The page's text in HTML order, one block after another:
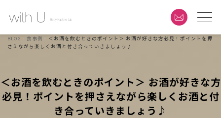
BLOG 食事例
＜お酒を飲むときのポイント＞ お酒が好きな方必見！ポイントを押
さえながら楽しくお酒と付き合っていきましょう♪
＜お酒を飲むときのポイント＞ お酒が好きな方
必見！ポイントを押さえながら楽しくお酒と付
き合っていきましょう♪